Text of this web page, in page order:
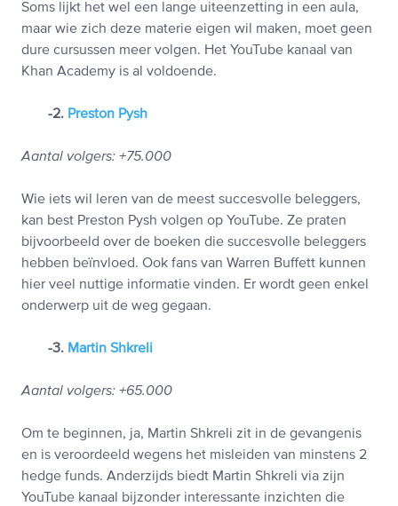
Soms lijkt het wel een lange uiteenzetting in een aula,
maar wie zich deze materie eigen wil maken, moet geen
dure cursussen meer volgen. Het YouTube kanaal van
Khan Academy is al voldoende.
-2. Preston Pysh
Aantal volgers: +75.000
Wie iets wil leren van de meest succesvolle beleggers,
kan best Preston Pysh volgen op YouTube. Ze praten
bijvoorbeeld over de boeken die succesvolle beleggers
hebben beïnvloed. Ook fans van Warren Buffett kunnen
hier veel nuttige informatie vinden. Er wordt geen enkel
onderwerp uit de weg gegaan.
-3. Martin Shkreli
Aantal volgers: +65.000
Om te beginnen, ja, Martin Shkreli zit in de gevangenis
en is veroordeeld wegens het misleiden van minstens 2
hedge funds. Anderzijds biedt Martin Shkreli via zijn
YouTube kanaal bijzonder interessante inzichten die